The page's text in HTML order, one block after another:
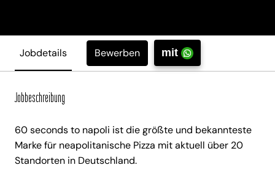
Jobdetails Bewerben mit
Jobbeschreibung
60 seconds to napoli ist die größte und bekannteste
Marke für neapolitanische Pizza mit aktuell über 20
Standorten in Deutschland.